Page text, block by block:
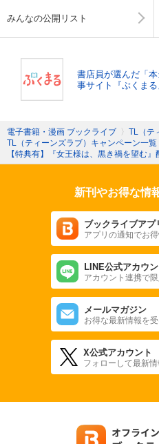
みんなの公開リスト
書店員が選んだ「
事サイト『ぶくまる
電子書籍・漫画 ブックライブ 〉 TL（テ
TL（ティーンズラブ）キャンペーン一覧
【特典有】『女王様は、黒き禍を望む』
新刊やお得な情
ブックライブアプ
アプリの通知でお
LINE公式アカウ
アカウント連携で
メールマガジン
お得な最新情報を受
X公式アカウント
フォローして最新